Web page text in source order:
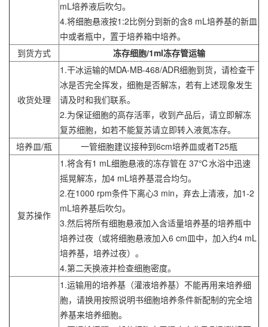
mL培养液后吹匀。
4.将细胞悬液按1:2比例分到新的含8 mL培养基的新皿
中或者瓶中，置于培养箱中培养。
到货方式
冻存细胞/1ml冻存管运输
收货处理
1.干冰运输的MDA-MB-468/ADR细胞到货，请检查干
冰是否完全挥发，细胞是否解冻，若有上述现象发生
请及时和我们联系。
2.为保证细胞的高存活率，收到产品后，请立即解冻
复苏细胞，如若不能复苏请立即转入液氮冻存。
培养皿/瓶
一管细胞建议接种到6cm培养皿或者T25瓶
复苏操作
1.将含有1 mL细胞悬液的冻存管在 37℃水浴中迅速
摇晃解冻，加4 mL培养基混合均匀。
2.在1000 rpm条件下离心3 min，弃去上清液，加1-2
mL培养基后吹匀。
3.然后将所有细胞悬液加入含适量培养基的培养瓶中
培养过夜（或将细胞悬液加入6 cm皿中，加入约4 mL
培养基，培养过夜）。
4.第二天换液并检查细胞密度。
1.运输用的培养基（灌液培养基）不能再用来培养细
胞，请换用按照说明书细胞培养条件新配制的完全培
养基来培养细胞。